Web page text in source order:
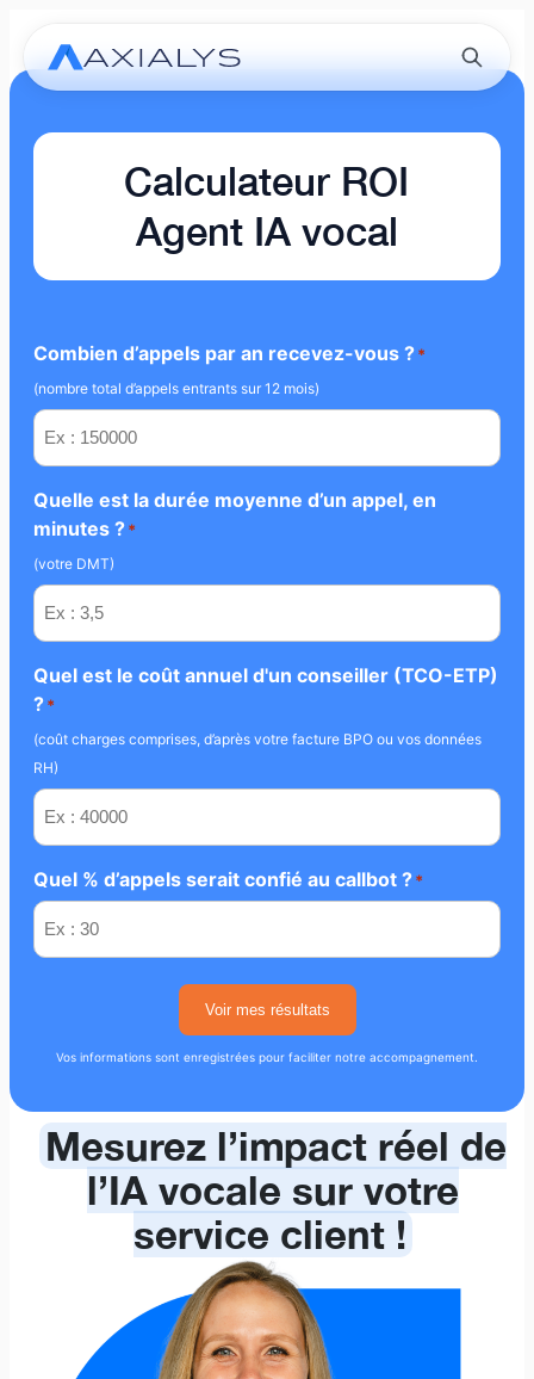
Vos informations sont enregistrées pour faciliter notre accompagnement.
Calculateur ROI
Agent IA vocal
Combien d’appels par an recevez-vous ?*
(nombre total d’appels entrants sur 12 mois)
Quelle est la durée moyenne d’un appel, en
minutes ?*
(votre DMT)
Quel est le coût annuel d'un conseiller (TCO-ETP)
?*
(coût charges comprises, d’après votre facture BPO ou vos données
RH)
Quel % d’appels serait confié au callbot ?*
Voir mes résultats
Mesurez l’impact réel de
l’IA vocale sur votre
service client !